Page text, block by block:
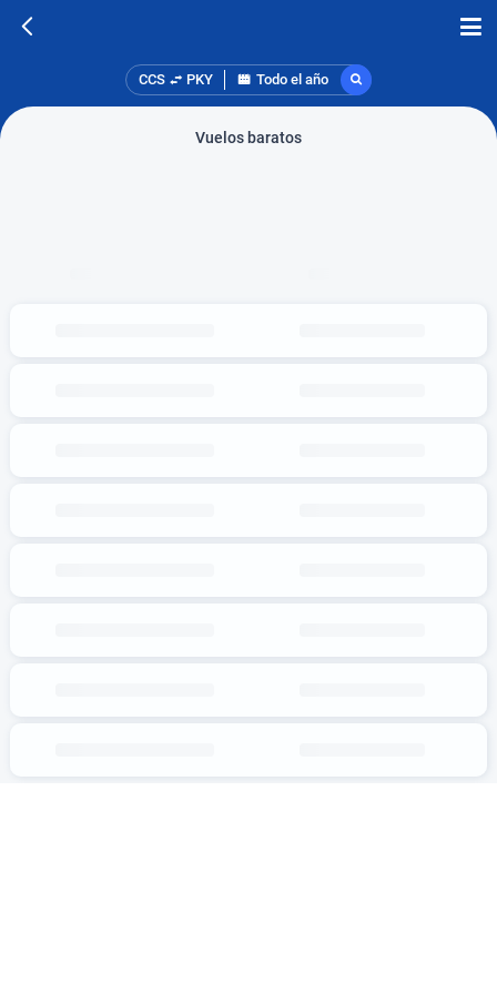
CCS PKY Todo el año
Vuelos baratos